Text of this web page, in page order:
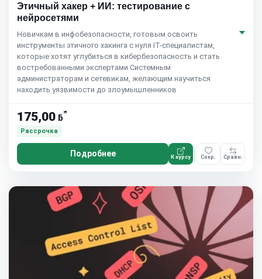
Этичный хакер + ИИ: тестирование с
нейросетями
Новичкам в инфобезопасности, готовым освоить
инструменты этичного хакинга с нуля IT-специалистам,
которые хотят углубиться в кибербезопасность и стать
востребованными экспертами Системным
администраторам и сетевикам, желающим научиться
находить уязвимости до злоумышленников
175,00 ƃ*
Рассрочка
Подробнее К курсу Сохр. Сравн.